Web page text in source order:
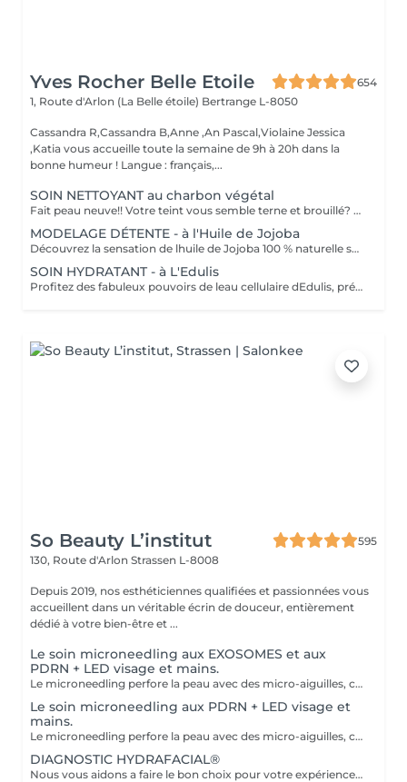
Yves Rocher Belle Etoile
654
1, Route d'Arlon (La Belle étoile) Bertrange L-8050
Cassandra R,Cassandra B,Anne ,An Pascal,Violaine Jessica
,Katia vous accueille toute la semaine de 9h à 20h dans la
bonne humeur ! Langue : français,...
SOIN NETTOYANT au charbon végétal
Fait peau neuve!! Votre teint vous semble terne et brouillé? vous ressentez le besoin de nettoyer votre peau ?.Ce soin nettoyant s'adresse à vous. Il permettra de traiter votre peau sans la décaper. Purifié et detoxifiie votre visage retrouve un teint unifié, frais et lumineux. Une vraie bouffée d'oxygène pour votre peau !! Idéal pour les peaux mixtes à Grasses
MODELAGE DÉTENTE - à l'Huile de Jojoba
Découvrez la sensation de lhuile de Jojoba 100 % naturelle sur votre peau. Nourrie, votre peau retrouve tout son confort. Libéré de ses tensions grâce aux mains habiles de notre esthéticienne, votre visage est détendu. Bénéfices : Nourrie, votre peau retrouve tout son confort.
SOIN HYDRATANT - à L'Edulis
Profitez des fabuleux pouvoirs de leau cellulaire dEdulis, précieuse source dhydratation continue. Après la brumisation du Sérum concentré en eau cellulaire, le Masque Crème ressourçant se transforme en une texture soyeuse qui fond sur votre peau sous le délicat modelage de notre esthéticienne. Bénéfices : Gorgée deau, votre peau retrouve douceur, souplesse et éclat. Retrouvez le confort dune peau hydratée en continu.
So Beauty L’institut
595
130, Route d'Arlon Strassen L-8008
Depuis 2019, nos esthéticiennes qualifiées et passionnées vous
accueillent dans un véritable écrin de douceur, entièrement
dédié à votre bien-être et ...
Le soin microneedling aux EXOSOMES et aux
PDRN + LED visage et mains.
Le microneedling perfore la peau avec des micro-aiguilles, créant des micro-canaux qui permettent à un sérum actif (PDRN ou exosomes) de pénétrer en profondeur dans le derme. C'est ce qu'on appelle un soin « biostimulateur » : on ne remplit pas, on stimule la peau pour qu'elle se régénère elle-même. L'association des exosomes et du PDRN (Polydésoxyribonucléotide) est une révolution anti-âge. Il représente le protocole de régénération cutanée le plus avancé en médecine esthétique. Cette synergie permet de stimuler le renouvellement cellulaire de façon accélérée, d'atténuer les cicatrices et de lifter le teint sans chirurgie. C'est une synergie régénératrice puissante, ces deux actifs maximisent la réparation tissulaire et l'éclat du teint. Idéale pour les peaux: matures , avec des dommages solaires importants, des cicatrices, une perte de fermeté. Soin plus puissant que le PDRN . Pour optimiser les effets du soin, nous appliquerons la lumière LED sur le visage. Profitez, également, d'un traitement anti-âge à la lumière Led pour les mains.
Le soin microneedling aux PDRN + LED visage et
mains.
Le microneedling perfore la peau avec des micro-aiguilles, créant des micro-canaux qui permettent à un sérum actif (PDRN ou exosomes) de pénétrer en profondeur dans le derme. C'est ce qu'on appelle un soin « biostimulateur » : on ne remplit pas, on stimule la peau pour qu'elle se régénère elle-même. Tandis que le sérum PDRN pénètre profondément pour stimuler la réparation cellulaire, accélérer la cicatrisation et booster la production de collagène. Pour optimiser les effets du soin, nous appliquerons la lumière LED sur le visage. Profitez, également, d'un traitement anti-âge à la lumière Led pour les mains.
DIAGNOSTIC HYDRAFACIAL®
Nous vous aidons a faire le bon choix pour votre expérience HYDRAFACIAL®